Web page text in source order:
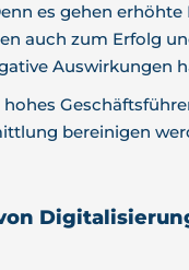
es gehen
auch zum Erfolg
Auswirkungen
bereinigen